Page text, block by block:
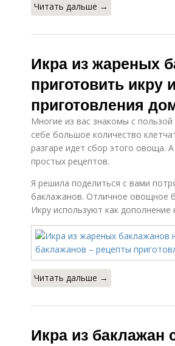
Читать дальше →
Икра из жареных
приготовить икру
приготовления
Многие из вас знакомы с
себе большое количество
разгаре идет сбор этого овоща.
простых рецептов.
Я решила поделиться с вами
баклажанов. Отличное овощное
Икру используют как
Читать дальше →
Икра из баклажан